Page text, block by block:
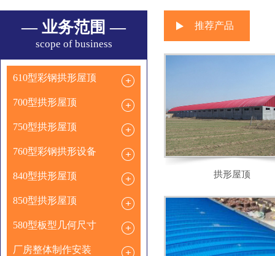
— 业务范围 —
scope of business
610型彩钢拱形屋顶
700型拱形屋顶
750型拱形屋顶
760型彩钢拱形设备
840型拱形屋顶
850型拱形屋顶
580型板型几何尺寸
厂房整体制作安装
推荐产品
拱形屋顶